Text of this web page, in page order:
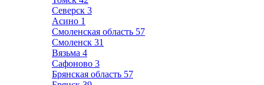
Северск 3
Асино 1
Смоленская область 57
Смоленск 31
Вязьма 4
Сафоново 3
Брянская область 57